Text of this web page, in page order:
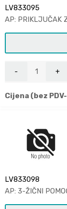
LV833095
AP: PRIKLJUČAK
Cijena (bez
LV833098
AP: 3-ŽIČNI